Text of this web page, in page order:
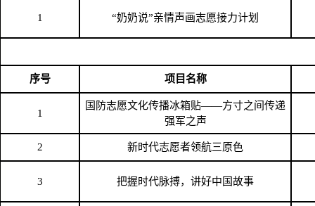
1 “奶奶说”亲情声画志愿接力计划
序号 项目名称
1
国防志愿文化传播冰箱贴——方寸之间传递
强军之声
2 新时代志愿者领航三原色
3 把握时代脉搏，讲好中国故事